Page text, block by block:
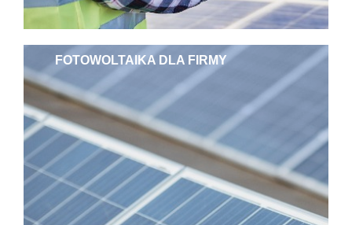
FOTOWOLTAIKA DLA FIRMY